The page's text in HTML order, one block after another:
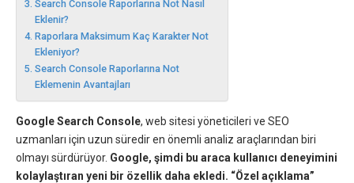
Search Console Raporlarına Not Nasıl
Eklenir?
Raporlara Maksimum Kaç Karakter Not
Ekleniyor?
Search Console Raporlarına Not
Eklemenin Avantajları
Google Search Console, web sitesi yöneticileri ve SEO
uzmanları için uzun süredir en önemli analiz araçlarından biri
olmayı sürdürüyor. Google, şimdi bu araca kullanıcı deneyimini
kolaylaştıran yeni bir özellik daha ekledi. “Özel açıklama”